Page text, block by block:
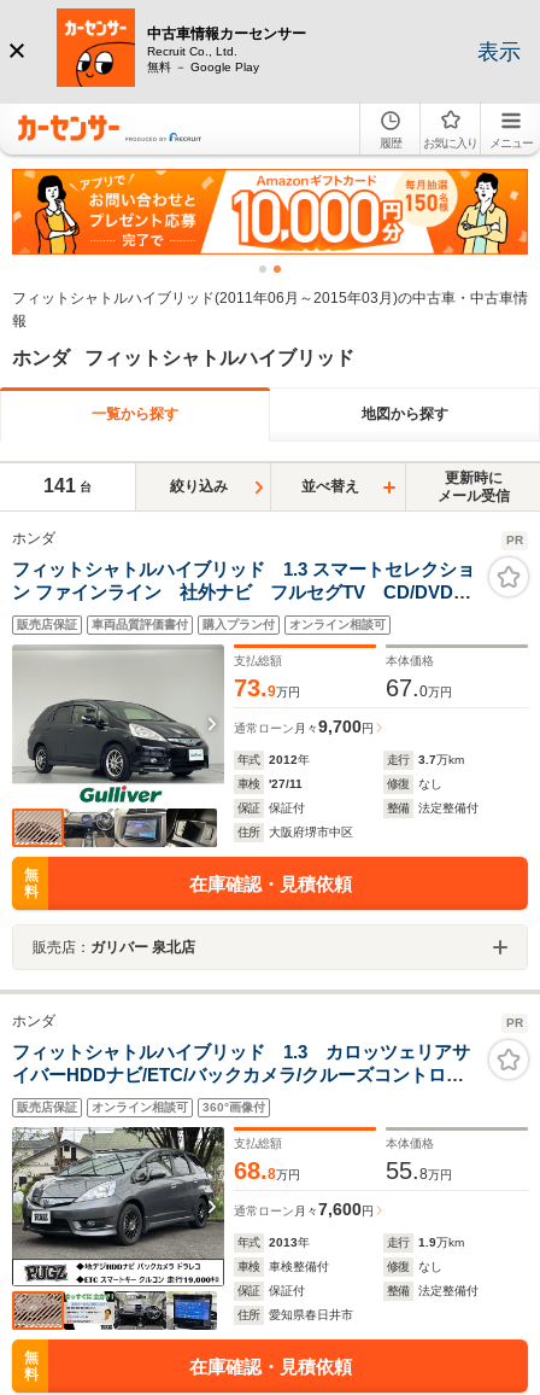
中古車情報カーセンサー
Recruit Co., Ltd.
無料 － Google Play
表示
履歴 お気に入り メニュー
フィットシャトルハイブリッド(2011年06月～2015年03月)の中古車・中古車情
報
ホンダ フィットシャトルハイブリッド
一覧から探す 地図から探す
141 台 絞り込み 並べ替え
更新時に
メール受信
ホンダ PR
フィットシャトルハイブリッド 1.3 スマートセレクショ
ン ファインライン 社外ナビ フルセグTV CD/DVD
Bluetooth バックカメラ ビルトインETC シートヒー
ター 社外15インチアルミホイール 純正フロアマッ
ト ドアバイザー オートライト スマートキー
販売店保証 車両品質評価書付 購入プラン付 オンライン相談可
支払総額
73.9万円
本体価格
67.0万円
通常ローン 月々9,700円
年式 2012年 走行 3.7万km
車検
'27/11 修復
なし
保証
保証付 整備
法定整備付
住所
大阪府堺市中区
無
料
在庫確認・見積依頼
販売店： ガリバー 泉北店
ホンダ PR
フィットシャトルハイブリッド 1.3 カロッツェリアサ
イバーHDDナビ/ETC/バックカメラ/クルーズコントロー
ル/ナビ連動ドライブレコーダー/ハーフレザーシート/オー
トエアコン/レオニス15inアルミホイール/フォグライ
ト/ECON
販売店保証 オンライン相談可 360°画像付
支払総額
68.8万円
本体価格
55.8万円
通常ローン 月々7,600円
年式 2013年 走行 1.9万km
車検
車検整備付 修復
なし
保証
保証付 整備
法定整備付
住所
愛知県春日井市
無
料
在庫確認・見積依頼